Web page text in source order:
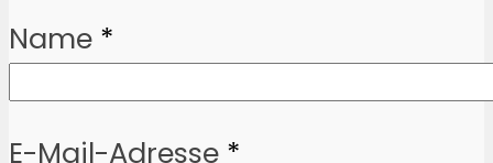
Name *
E-Mail-Adresse *